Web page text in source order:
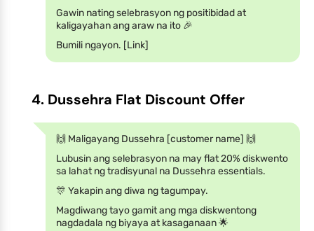
Gawin nating selebrasyon ng positibidad at
kaligayahan ang araw na ito 🎉
Bumili ngayon. [Link]
4. Dussehra Flat Discount Offer
🙌 Maligayang Dussehra [customer name] 🙌
Lubusin ang selebrasyon na may flat 20% diskwento
sa lahat ng tradisyunal na Dussehra essentials.
🎊 Yakapin ang diwa ng tagumpay.
Magdiwang tayo gamit ang mga diskwentong
nagdadala ng biyaya at kasaganaan 🌟